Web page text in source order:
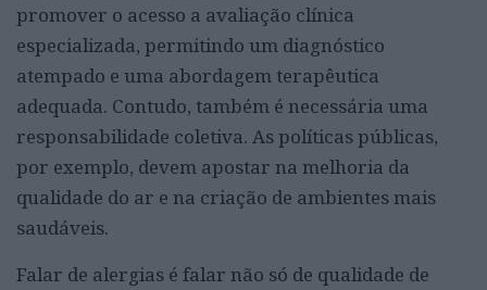
promover o acesso a avaliação clínica
especializada, permitindo um diagnóstico
atempado e uma abordagem terapêutica
adequada. Contudo, também é necessária uma
responsabilidade coletiva. As políticas públicas,
por exemplo, devem apostar na melhoria da
qualidade do ar e na criação de ambientes mais
saudáveis.
Falar de alergias é falar não só de qualidade de